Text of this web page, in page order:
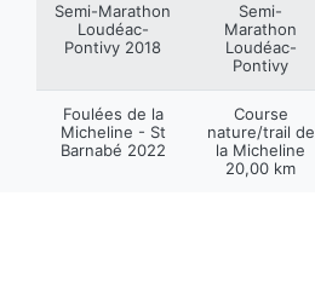
Semi-Marathon
Loudéac-
Pontivy 2018
Semi-
Marathon
Loudéac-
Pontivy
Foulées de la
Micheline - St
Barnabé 2022
Course
nature/trail de
la Micheline
20,00 km